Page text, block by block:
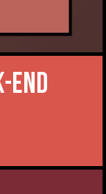
end